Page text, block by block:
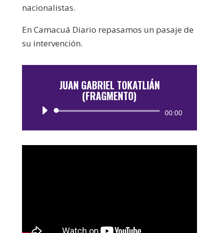
nacionalistas.
En Camacuá Diario repasamos un pasaje de
su intervención.
JUAN GABRIEL TOKATLIÁN
(FRAGMENTO)
Reproductor
00:00